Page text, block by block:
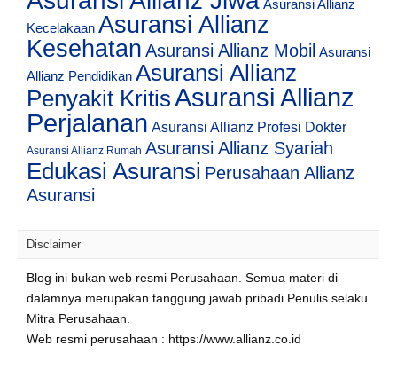
Asuransi Allianz
Kecelakaan Asuransi Allianz
Kesehatan Asuransi Allianz Mobil Asuransi
Allianz Pendidikan Asuransi Allianz
Penyakit KritisAsuransi Allianz
Perjalanan Asuransi Allianz Profesi Dokter
Asuransi Allianz Rumah Asuransi Allianz Syariah
Edukasi Asuransi Perusahaan Allianz
Asuransi
Disclaimer
Blog ini bukan web resmi Perusahaan. Semua materi di
dalamnya merupakan tanggung jawab pribadi Penulis selaku
Mitra Perusahaan.
Web resmi perusahaan : https://www.allianz.co.id